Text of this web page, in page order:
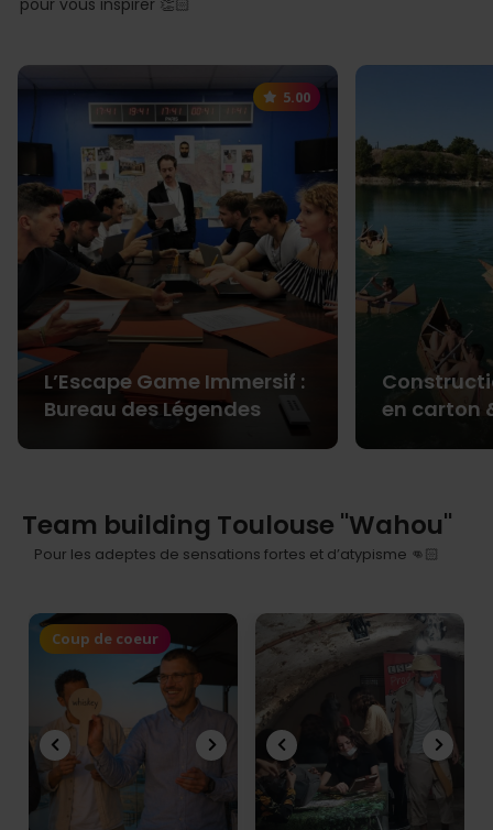
pour vous inspirer 👏🏻
5.00
L’Escape Game Immersif :
Bureau des Légendes
en carton
Team building Toulouse "Wahou"
Pour les adeptes de sensations fortes et d’atypisme 👊🏻
Coup de coeur